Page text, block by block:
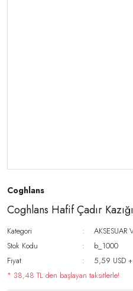
Coghlans
Coghlans Hafif Çadır Kazığı
Kategori
AKSESUAR
Stok Kodu
b_1000
Fiyat
5,59 USD
* 38,48 TL den başlayan taksitlerle!